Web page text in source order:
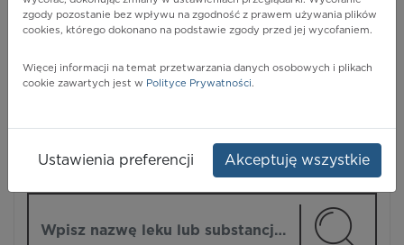
Pharmindex
zgody pozostanie bez wpływu na zgodność z prawem używania plików
cookies, którego dokonano na podstawie zgody przed jej wycofaniem.
Więcej informacji na temat przetwarzania danych osobowych i plikach
cookie zawartych jest w Polityce Prywatności.
Ustawienia preferencji Akceptuję wszystkie